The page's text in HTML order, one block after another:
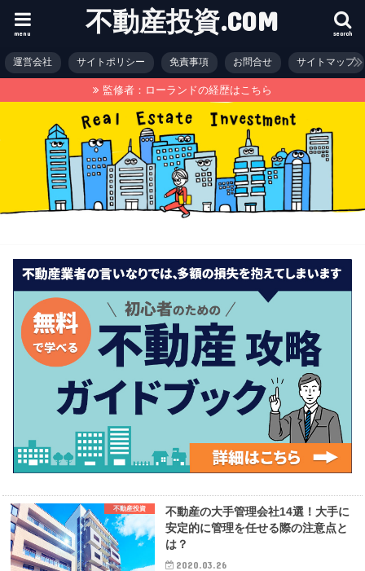
不動産投資.COM search
menu
運営会社 サイトポリシー 免責事項 お問合せ サイトマップ
監修者：ローランドの経歴はこちら
不動産投資
不動産の大手管理会社14選！大手に
安定的に管理を任せる際の注意点と
は？
2020.03.26